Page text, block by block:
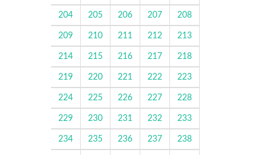
204 205 206 207 208
209 210 211 212 213
214 215 216 217 218
219 220 221 222 223
224 225 226 227 228
229 230 231 232 233
234 235 236 237 238